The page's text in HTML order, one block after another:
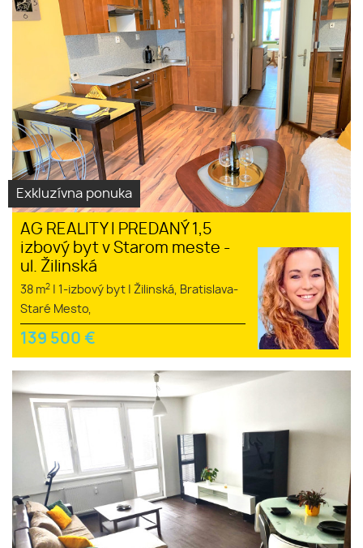
izbový byt v Starom meste - ul.
Žilinská
Exkluzívna ponuka
AG REALITY I PREDANÝ 1,5
izbový byt v Starom meste -
ul. Žilinská
38 m2 1-izbový byt
Žilinská, Bratislava-
Staré Mesto,
139 500 €